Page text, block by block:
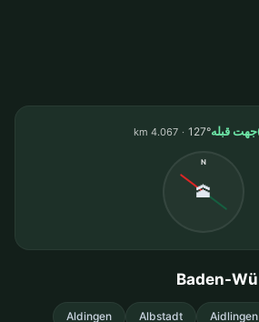
جهت قبله127°
4.067 km
N
🕋
Aidlingen
Albstadt
Aldingen